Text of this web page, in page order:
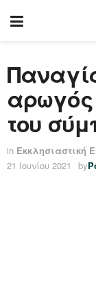
του
in Εκκλησιαστική
21 Ιουνίου 2021
by